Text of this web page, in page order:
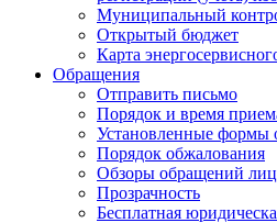
Муниципальный
Открытый бюджет
Карта
Обращения
Отправить письмо
Порядок и время
Установленные формы
Порядок обжалования
Обзоры обращений лиц
Прозрачность
Бесплатная